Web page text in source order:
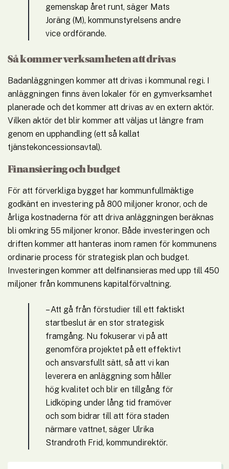
gemenskap året runt, säger Mats
Joräng (M), kommunstyrelsens andre
vice ordförande.
Så kommer verksamheten att drivas
Badanläggningen kommer att drivas i kommunal regi. I
anläggningen finns även lokaler för en gymverksamhet
planerade och det kommer att drivas av en extern aktör.
Vilken aktör det blir kommer att väljas ut längre fram
genom en upphandling (ett så kallat
tjänstekoncessionsavtal).
Finansiering och budget
För att förverkliga bygget har kommunfullmäktige
godkänt en investering på 800 miljoner kronor, och de
årliga kostnaderna för att driva anläggningen beräknas
bli omkring 55 miljoner kronor. Både investeringen och
driften kommer att hanteras inom ramen för kommunens
ordinarie process för strategisk plan och budget.
Investeringen kommer att delfinansieras med upp till 450
miljoner från kommunens kapitalförvaltning.
– Att gå från förstudier till ett faktiskt
startbeslut är en stor strategisk
framgång. Nu fokuserar vi på att
genomföra projektet på ett effektivt
och ansvarsfullt sätt, så att vi kan
leverera en anläggning som håller
hög kvalitet och blir en tillgång för
Lidköping under lång tid framöver
och som bidrar till att föra staden
närmare vattnet, säger Ulrika
Strandroth Frid, kommundirektör.